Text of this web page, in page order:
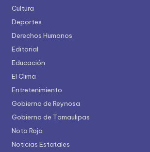
Cultura
Deportes
Derechos Humanos
Editorial
Educación
El Clima
Entretenimiento
Gobierno de Reynosa
Gobierno de Tamaulipas
Nota Roja
Noticias Estatales